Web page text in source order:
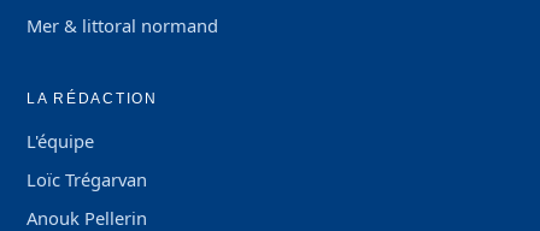
Mer & littoral normand
LA RÉDACTION
L'équipe
Loïc Trégarvan
Anouk Pellerin